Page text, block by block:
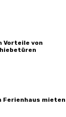
Vorteile von
Ferienhaus mieten